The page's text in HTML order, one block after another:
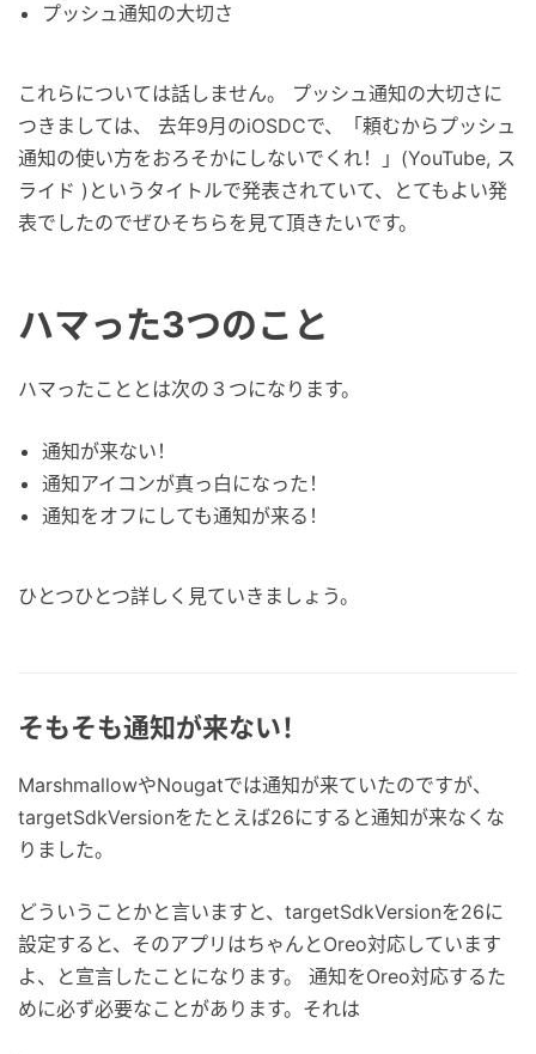
プッシュ通知の大切さ
これらについては話しません。 プッシュ通知の大切さに
つきましては、 去年9月のiOSDCで、「頼むからプッシュ
通知の使い方をおろそかにしないでくれ！」(YouTube, ス
ライド )というタイトルで発表されていて、とてもよい発
表でしたのでぜひそちらを見て頂きたいです。
ハマった3つのこと
ハマったこととは次の３つになります。
通知が来ない！
通知アイコンが真っ白になった！
通知をオフにしても通知が来る！
ひとつひとつ詳しく見ていきましょう。
そもそも通知が来ない！
MarshmallowやNougatでは通知が来ていたのですが、
targetSdkVersionをたとえば26にすると通知が来なくな
りました。
どういうことかと言いますと、targetSdkVersionを26に
設定すると、そのアプリはちゃんとOreo対応しています
よ、と宣言したことになります。 通知をOreo対応するた
めに必ず必要なことがあります。それは